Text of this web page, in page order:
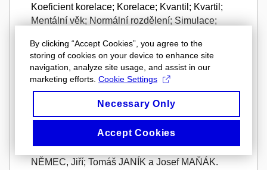
Koeficient korelace; Korelace; Kvantil; Kvartil;
Mentální věk; Normální rozdělení; Simulace;
výběrový). InSlovník pedagogické metodologie
vyd. Brno: Paido, Masarykova univerzita, 2005,
134 s. Pedagogický výzkum v teorii a praxi.
ISBN 80-210-3802-0.info
Cvičení k úvodu do pedagogické
metodologie. Brno. Pedagogická fakulta: Katedra
sociální pedagogiky, 2005. elektronický kurz on-
line.Elektronický kurz on-line v LMS Moodle info
NĚMEC, Jiří; Tomáš JANÍK a Josef MAŇÁK.
By clicking “Accept Cookies”, you agree to the
storing of cookies on your device to enhance site
navigation, analyze site usage, and assist in our
marketing efforts. Cookie Settings
Necessary Only
Accept Cookies